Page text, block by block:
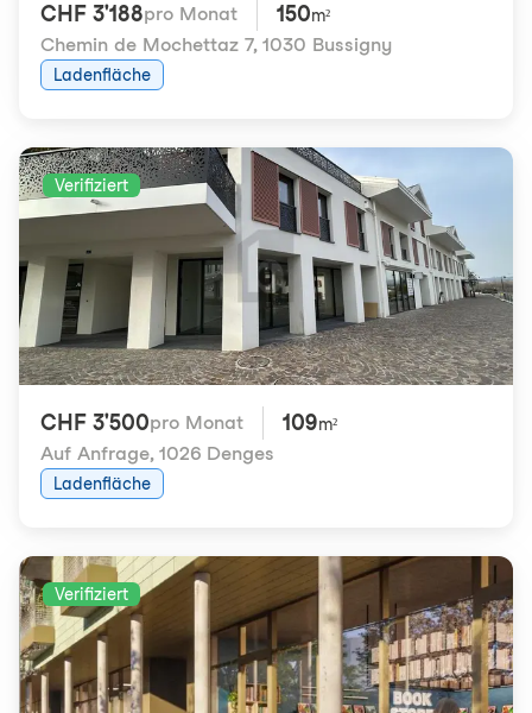
CHF 3'188pro Monat 150m²
Chemin de Mochettaz 7, 1030 Bussigny
Ladenfläche
Verifiziert
CHF 3'500pro Monat 109m²
Auf Anfrage, 1026 Denges
Ladenfläche
Verifiziert